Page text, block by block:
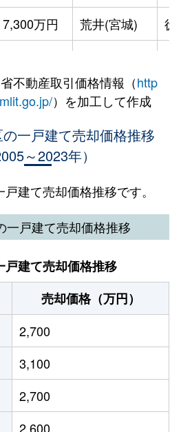
7,300万円 荒井(宮城)
徒
40,000万円 六丁の目
3,200万円 六丁の目
7,600万円 六丁の目
2,800万円 薬師堂(宮城)
2,400万円 薬師堂(宮城)
徒
1,900万円 薬師堂(宮城)
徒
1,400万円
不動産取引価格情報（http
）を加工して作成
一戸建て売却価格推移
～2023年）
建て売却価格推移です。
一戸建て売却価格推移
戸建て売却価格推移
売却価格（万円）
2,700
3,100
2,700
2,600